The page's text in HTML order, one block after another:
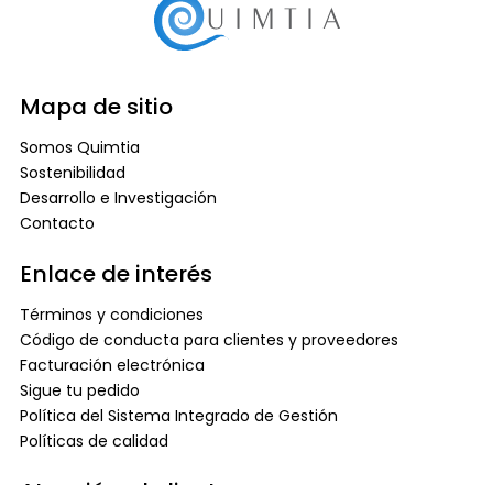
Mapa de sitio
Somos Quimtia
Sostenibilidad
Desarrollo e Investigación
Contacto
Enlace de interés
Términos y condiciones
Código de conducta para clientes y proveedores
Facturación electrónica
Sigue tu pedido
Política del Sistema Integrado de Gestión
Políticas de calidad